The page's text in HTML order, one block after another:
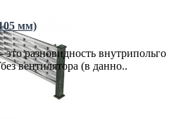
мм)
разновидность внутрипольго
вентилятора (в данно..